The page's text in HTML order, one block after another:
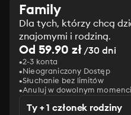
Family
Dla tych, którzy chcą
znajomymi i rodziną.
Od 59.90 zł/30 dni
2-3 konta
Nieograniczony Dostęp
Słuchanie bez limitów
Anuluj w dowolnym
Ty + 1 członek rodziny